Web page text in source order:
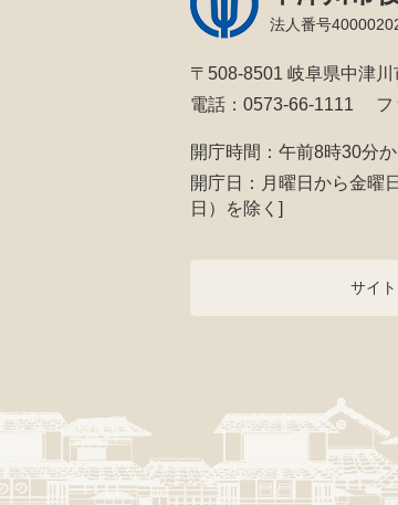
法人番号
〒508-8501 岐阜県中津
電話：0573-66-1111
フ
開庁時間：午前8時30分
開庁日：月曜日から金曜日
日）を除く]
サイ